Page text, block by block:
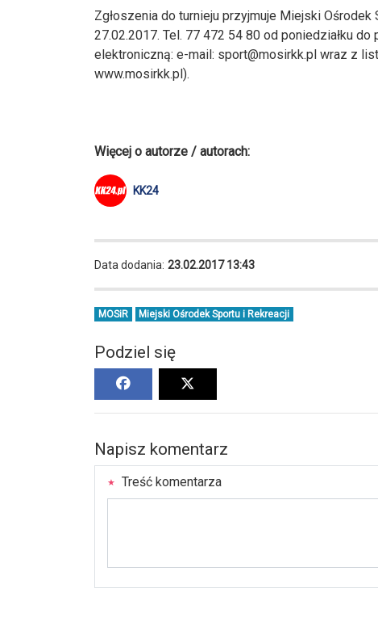
Zgłoszenia do turnieju przyjmuje Miejski
27.02.2017. Tel. 77 472 54 80 od poniedziałku
elektroniczną: e-mail: sport@mosirkk.pl wraz z
www.mosirkk.pl).
Więcej o autorze / autorach:
KK24
Data dodania: 23.02.2017 13:43
MOSiR Miejski Ośrodek Sportu i Rekreacji
Podziel się
Napisz komentarz
Treść komentarza